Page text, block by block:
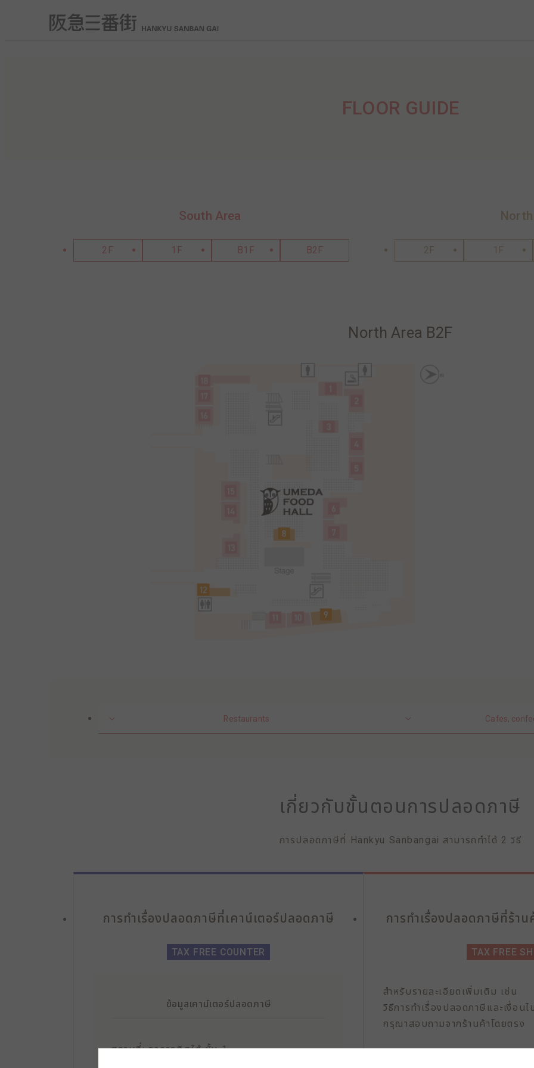
FLOOR GUIDE
South Area
2F 1F B1F B2F 2F 1F
North Area B2F
Restaurants Cafes,
เกี่ยวกับขั้นตอนการปลอดภาษี
การปลอดภาษีที่ Hankyu Sanbangai สามารถทำได้ 2 วิธี
การทำเรื่องปลอดภาษีที่เคาน์เตอร์ปลอดภาษี
TAX FREE COUNTER
ข้อมูลเคาน์เตอร์ปลอดภาษี
สถานที่:อาคารทิศใต้ ชั้น 1
การทำเรื่องปลอดภาษีที่ร้าน
TAX FREE
สำหรับรายละเอียดเพิ่มเติม เช่น
วิธีการทำเรื่องปลอดภาษีและเงื่อนไ
กรุณาสอบถามจากร้านค้าโดยตรง